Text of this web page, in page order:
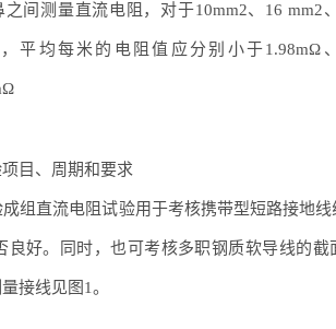
之间测量直流电阻，对于10mm2、 16 mm2、
平均每米的电阻值应分别小于1.98mΩ 、
目、周期和要求
直流电阻试验用于考核携带型短路接地线
良好。同时，也可考核多职钢质软导线的截
接线见图1。